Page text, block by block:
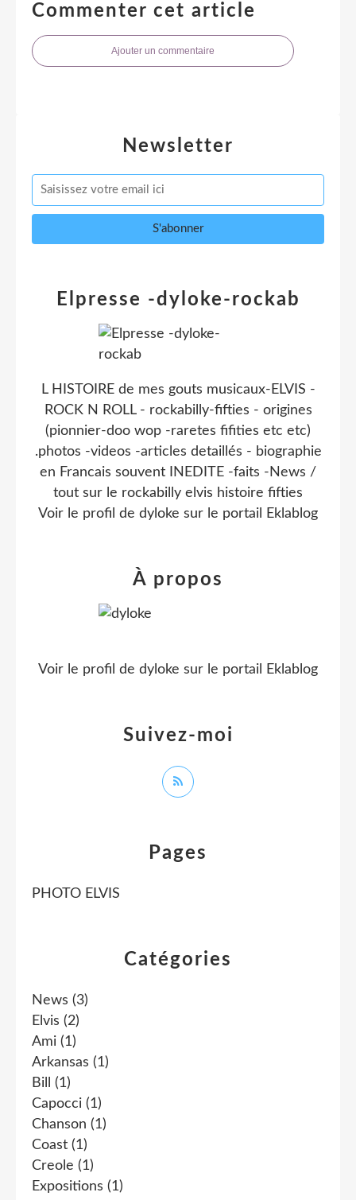
Commenter cet article
Ajouter un commentaire
Newsletter
Catégories
News (3)
Elvis (2)
Ami (1)
Arkansas (1)
Bill
(1)
Capocci (1)
Chanson (1)
Coast (1)
Creole (1)
Expositions (1)
Pages
PHOTO ELVIS
Elpresse -dyloke-rockab
L HISTOIRE de mes gouts musicaux-ELVIS -
ROCK N ROLL - rockabilly-fifties - origines
(pionnier-doo wop -raretes fifities etc etc)
.photos -videos -articles detaillés - biographie
en Francais souvent INEDITE -faits -News /
tout sur le rockabilly elvis histoire fifties
Voir le profil de dyloke sur le portail Eklablog
Suivez-moi
À propos
Voir le profil de dyloke sur le portail Eklablog